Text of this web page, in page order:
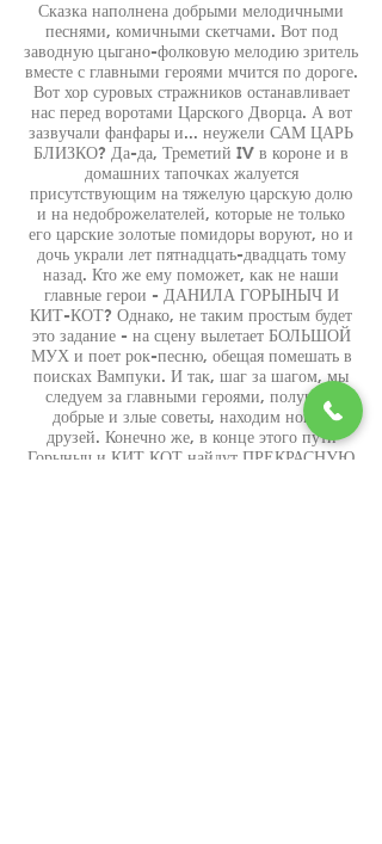
Сказка наполнена добрыми мелодичными
песнями, комичными скетчами. Вот под
заводную цыгано-фолковую мелодию зритель
вместе с главными героями мчится по дороге.
Вот хор суровых стражников останавливает
нас перед воротами Царского Дворца. А вот
зазвучали фанфары и... неужели САМ ЦАРЬ
БЛИЗКО? Да-да, Треметий IV в короне и в
домашних тапочках жалуется
присутствующим на тяжелую царскую долю
и на недоброжелателей, которые не только
его царские золотые помидоры воруют, но и
дочь украли лет пятнадцать-двадцать тому
назад. Кто же ему поможет, как не наши
главные герои - ДАНИЛА ГОРЫНЫЧ И
КИТ-КОТ? Однако, не таким простым будет
это задание - на сцену вылетает БОЛЬШОЙ
МУХ и поет рок-песню, обещая помешать в
поисках Вампуки. И так, шаг за шагом, мы
следуем за главными героями, получаем
добрые и злые советы, находим новых
друзей. Конечно же, в конце этого пути
Горыныч и КИТ КОТ найдут ПРЕКРАСНУЮ